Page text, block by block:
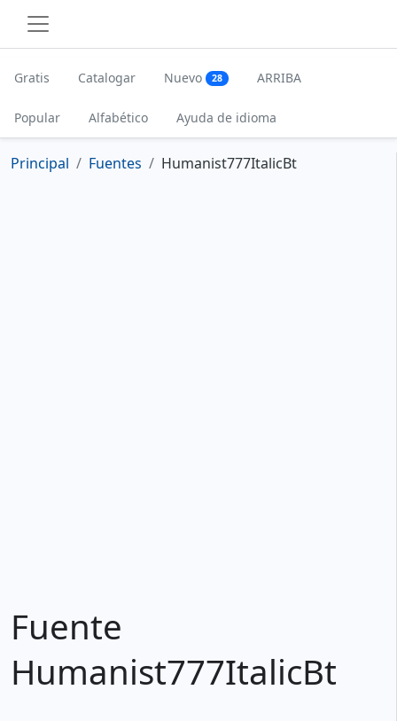
Gratis Catalogar Nuevo 28 ARRIBA
Popular Alfabético Ayuda de idioma
Principal Fuentes Humanist777ItalicBt
Fuente
Humanist777ItalicBt